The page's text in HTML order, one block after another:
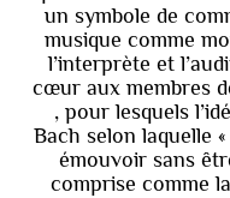
un symbole de
musique comme
l’interprète et
cœur aux membres
, pour lesquels
Bach selon laquelle
émouvoir sans
comprise comme